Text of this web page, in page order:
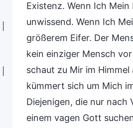
Existenz. Wenn Ich
unwissend. Wenn Ich
größerem Eifer. Der
kein einziger Mensch
schaut zu Mir im
kümmert sich um Mich
Diejenigen, die nur nach
einem vagen Gott